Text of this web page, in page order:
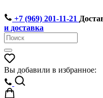
+7 (969) 201-11-21
и доставка
Вы добавили в избранное: